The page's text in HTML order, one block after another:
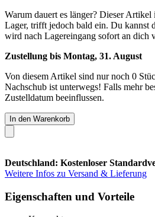
Warum dauert es länger? Dieser Artikel
Lager, trifft jedoch bald ein. Du kannst
wird nach Lagereingang sofort an dich
Zustellung bis Montag, 31. August
Von diesem Artikel sind nur noch 0
Nachschub ist unterwegs! Falls mehr
Zustelldatum beeinflussen.
In den Warenkorb
Deutschland: Kostenloser
Weitere Infos zu Versand & Lieferung
Eigenschaften und Vorteile